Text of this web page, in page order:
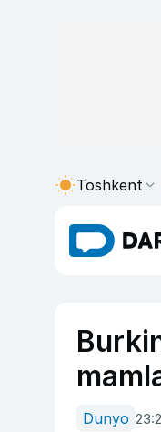
Toshkent
Dunyo